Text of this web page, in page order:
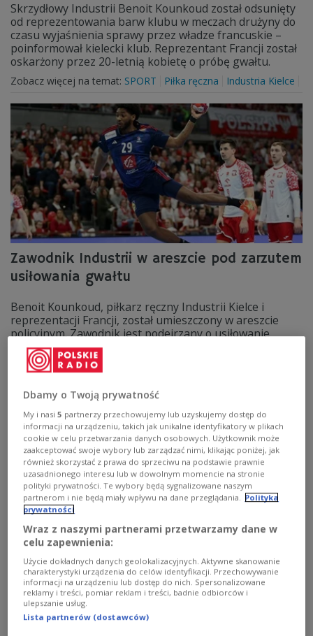
Skrzydłowy Industrii Benoit Kounkoud został odsunięty
od reprezentowania barw klubu w meczach drużyny do
czasu wyjaśnienia sprawy przez władze francuskie –
poinformował kielecki klub. Reprezentant Francji został
oskarżony przez 20-letnią kobietę o próbę gwałtu.
Zobacz więcej na temat: SPORT Piłka ręczna Industria Kielce
Zawodnik Industrii w areszcie pod zarzutem
usiłowania gwałtu
Benoit Kounkoud, piłkarz ręczny Industrii Kielce i
reprezentacji Francji, został umieszczony w areszcie
policyjnym. Zawodnik jest podejrzany o usiłowanie
gwałtu w paryskim klubie nocnym z poniedziałku na
wtorek.
Były selekcjoner wraca do pracy. Rombel
przejął ligowy klub
Władze Energi Wybrzeża Gdańsk poinformowały, że były
selekcjoner reprezentacji Polski piłkarzy ręcznych
Dbamy o Twoją prywatność
My i nasi5 partnerzy przechowujemy lub uzyskujemy dostęp do
informacji na urządzeniu, takich jak unikalne identyfikatory w plikach
cookie w celu przetwarzania danych osobowych. Użytkownik może
zaakceptować swoje wybory lub zarządzać nimi, klikając poniżej, jak
również skorzystać z prawa do sprzeciwu na podstawie prawnie
uzasadnionego interesu lub w dowolnym momencie na stronie
polityki prywatności. Te wybory będą sygnalizowane naszym
partnerom i nie będą miały wpływu na dane przeglądania.
Polityka
prywatności
Wraz z naszymi partnerami przetwarzamy dane w
celu zapewnienia:
Użycie dokładnych danych geolokalizacyjnych. Aktywne skanowanie
charakterystyki urządzenia do celów identyfikacji. Przechowywanie
informacji na urządzeniu lub dostęp do nich. Spersonalizowane
reklamy i treści, pomiar reklam i treści, badnie odbiorców i
ulepszanie usług.
Lista partnerów (dostawców)